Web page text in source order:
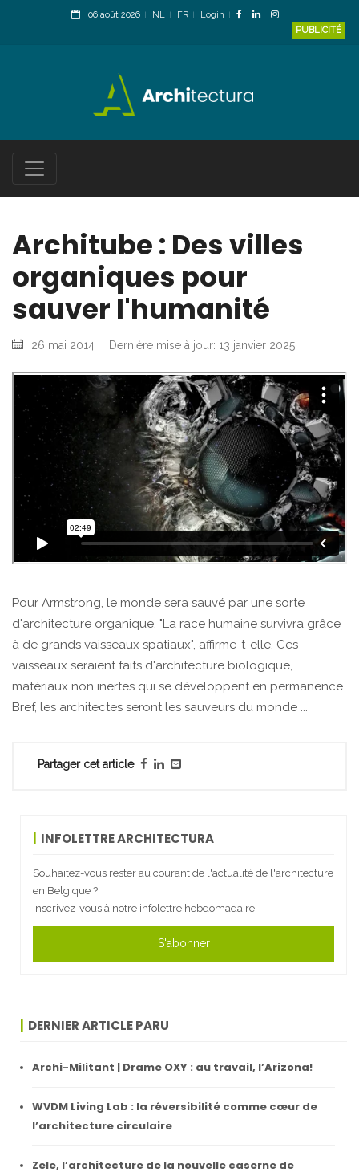
06 août 2026 NL FR
Login
PUBLICITÉ
Architube : Des villes
organiques pour
sauver l'humanité
26 mai 2014 Dernière mise à jour: 13 janvier 2025
Pour Armstrong, le monde sera sauvé par une sorte
d'architecture organique. "La race humaine survivra grâce
à de grands vaisseaux spatiaux", affirme-t-elle. Ces
vaisseaux seraient faits d'architecture biologique,
matériaux non inertes qui se développent en permanence.
Bref, les architectes seront les sauveurs du monde ...
Partager cet article
INFOLETTRE ARCHITECTURA
Souhaitez-vous rester au courant de l'actualité de l'architecture
en Belgique ?
Inscrivez-vous à notre infolettre hebdomadaire.
S'abonner
DERNIER ARTICLE PARU
Archi-Militant | Drame OXY : au travail, l’Arizona!
WVDM Living Lab : la réversibilité comme cœur de
l’architecture circulaire
Zele, l’architecture de la nouvelle caserne de